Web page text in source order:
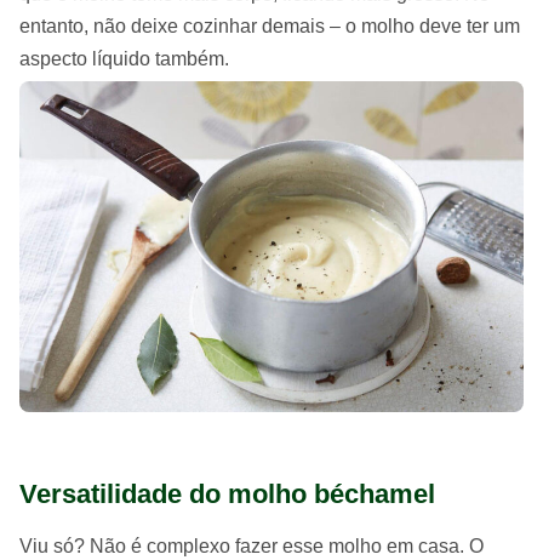
entanto, não deixe cozinhar demais – o molho deve ter um
aspecto líquido também.
Versatilidade do molho béchamel
Viu só? Não é complexo fazer esse molho em casa. O